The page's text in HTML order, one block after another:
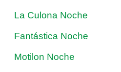
La Culona Noche
Fantástica Noche
Motilon Noche